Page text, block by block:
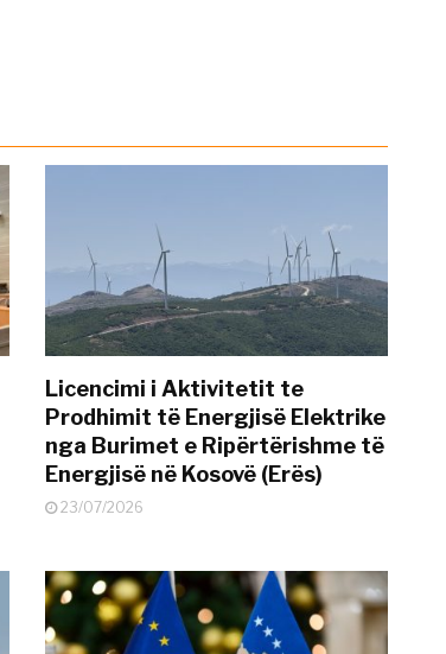
Licencimi i Aktivitetit te
Prodhimit të Energjisë Elektrike
nga Burimet e Ripërtërishme të
Energjisë në Kosovë (Erës)
23/07/2026